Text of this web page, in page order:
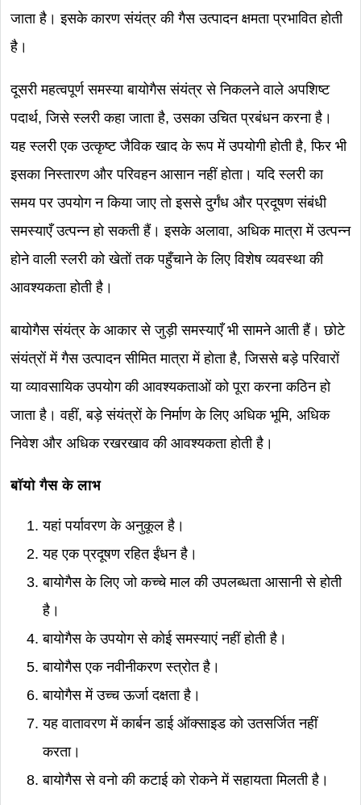
जाता है। इसके कारण संयंत्र की गैस उत्पादन क्षमता प्रभावित होती
है।
दूसरी महत्वपूर्ण समस्या बायोगैस संयंत्र से निकलने वाले अपशिष्ट
पदार्थ, जिसे स्लरी कहा जाता है, उसका उचित प्रबंधन करना है।
यह स्लरी एक उत्कृष्ट जैविक खाद के रूप में उपयोगी होती है, फिर भी
इसका निस्तारण और परिवहन आसान नहीं होता। यदि स्लरी का
समय पर उपयोग न किया जाए तो इससे दुर्गंध और प्रदूषण संबंधी
समस्याएँ उत्पन्न हो सकती हैं। इसके अलावा, अधिक मात्रा में उत्पन्न
होने वाली स्लरी को खेतों तक पहुँचाने के लिए विशेष व्यवस्था की
आवश्यकता होती है।
बायोगैस संयंत्र के आकार से जुड़ी समस्याएँ भी सामने आती हैं। छोटे
संयंत्रों में गैस उत्पादन सीमित मात्रा में होता है, जिससे बड़े परिवारों
या व्यावसायिक उपयोग की आवश्यकताओं को पूरा करना कठिन हो
जाता है। वहीं, बड़े संयंत्रों के निर्माण के लिए अधिक भूमि, अधिक
निवेश और अधिक रखरखाव की आवश्यकता होती है।
बॉयो गैस के लाभ
यहां पर्यावरण के अनुकूल है।
यह एक प्रदूषण रहित ईंधन है।
बायोगैस के लिए जो कच्चे माल की उपलब्धता आसानी से होती
है।
बायोगैस के उपयोग से कोई समस्याएं नहीं होती है।
बायोगैस एक नवीनीकरण स्त्रोत है।
बायोगैस में उच्च ऊर्जा दक्षता है।
यह वातावरण में कार्बन डाई ऑक्साइड को उतसर्जित नहीं
करता।
बायोगैस से वनो की कटाई को रोकने में सहायता मिलती है।